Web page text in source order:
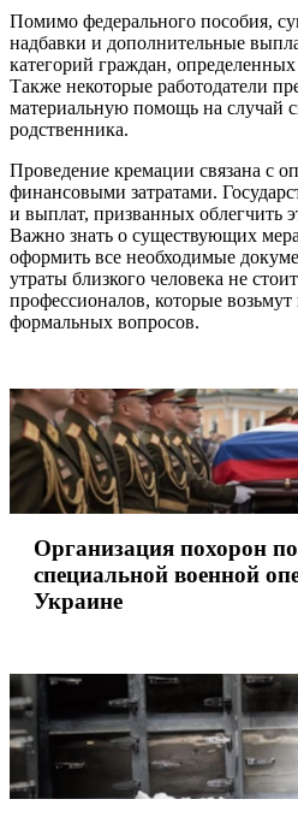
Помимо федерального пособия,
надбавки и дополнительные
категорий граждан,
Также некоторые работодатели
материальную помощь на случай
родственника.
Проведение кремации связана с
финансовыми затратами.
и выплат, призванных облегчить
Важно знать о существующих
оформить все необходимые
утраты близкого человека не
профессионалов, которые
формальных вопросов.
Организация похорон погибших
Организация похорон
специальной военной
Украине
Номер телефона морга